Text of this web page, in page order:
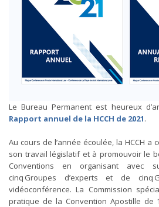
Le Bureau Permanent est heureux
Rapport annuel de la HCCH de 2021.
Au cours de l’année écoulée, la HCCH
son travail législatif et à promouvoir le
Conventions en organisant avec
cinq Groupes d’experts et de
vidéoconférence. La Commission
pratique de la Convention Apostille de